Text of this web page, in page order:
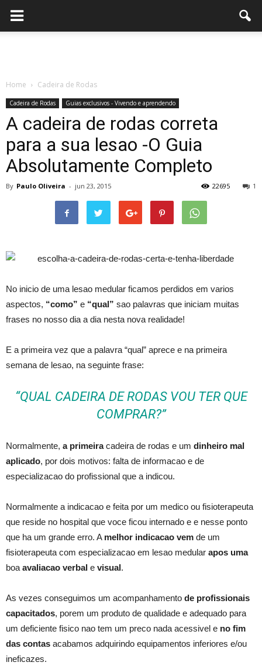
Home Cadeira de Rodas
Cadeira de Rodas Guias exclusivos - Vivendo e aprendendo
A cadeira de rodas correta
para a sua lesao -O Guia
Absolutamente Completo
By Paulo Oliveira - jun 23, 2015 1
22695
No inicio de uma lesao medular ficamos perdidos em varios
aspectos, “como” e “qual” sao palavras que iniciam muitas
frases no nosso dia a dia nesta nova realidade!
E a primeira vez que a palavra “qual” aprece e na primeira
semana de lesao, na seguinte frase:
“QUAL CADEIRA DE RODAS VOU TER QUE
COMPRAR?”
Normalmente, a primeiracadeira de rodas e um dinheiro mal
aplicado, por dois motivos: falta de informacao e de
especializacao do profissional que a indicou.
Normalmente a indicacao e feita por um medico ou fisioterapeuta
que reside no hospital que voce ficou internado e e nesse ponto
que ha um grande erro. A melhor indicacao vem de um
fisioterapeuta com especializacao em lesao medular apos uma
boa avaliacao verbal e visual.
As vezes conseguimos um acompanhamento de profissionais
capacitados, porem um produto de qualidade e adequado para
um deficiente fisico nao tem um preco nada acessivel e no fim
das contas acabamos adquirindo equipamentos inferiores e/ou
ineficazes.